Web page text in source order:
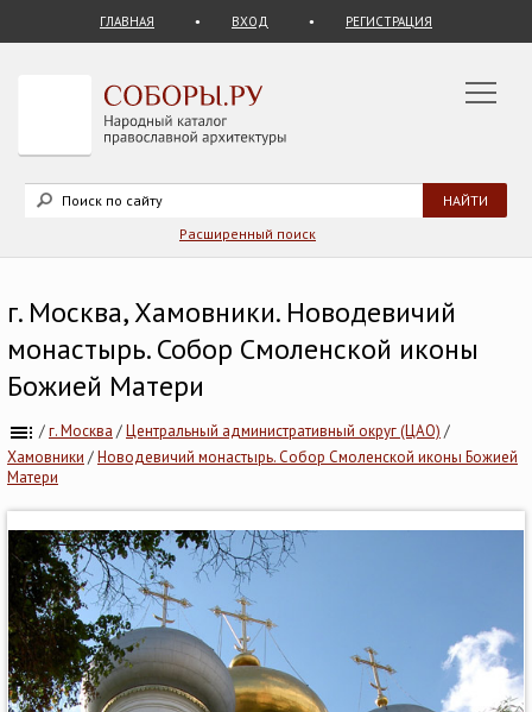
ГЛАВНАЯ ВХОД РЕГИСТРАЦИЯ
Расширенный поиск
г. Москва, Хамовники. Новодевичий
монастырь. Собор Смоленской иконы
Божией Матери
/г. Москва /Центральный административный округ (ЦАО) /
Хамовники /Новодевичий монастырь. Собор Смоленской иконы Божией
Матери